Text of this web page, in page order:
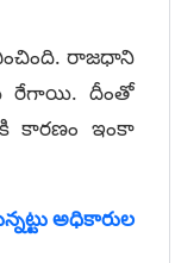
రాజధాని
రేగాయి. దీంతో
కారణం ఇంకా
అధికారుల